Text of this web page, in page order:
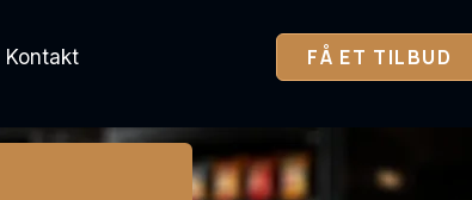
Kontakt FÅ ET TILBUD